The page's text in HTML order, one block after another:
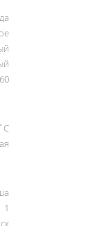
60
1